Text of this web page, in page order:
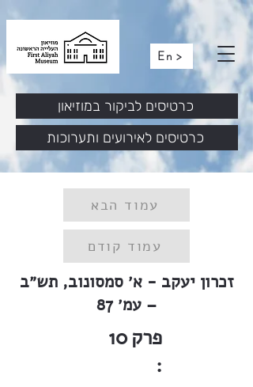
En >
כרטיסים לאירועים ותערוכות
כרטיסים לביקור במוזיאון
עמוד הבא
עמוד קודם
זכרון יעקב - א׳ סמסונוב, תש״ב
– עמ׳ 87
10 פרק
: